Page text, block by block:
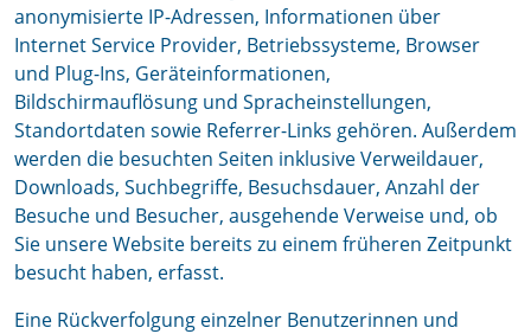
anonymisierte IP-Adressen, Informationen über
Internet Service Provider, Betriebssysteme, Browser
und Plug-Ins, Geräteinformationen,
Bildschirmauflösung und Spracheinstellungen,
Standortdaten sowie Referrer-Links gehören. Außerdem
werden die besuchten Seiten inklusive Verweildauer,
Downloads, Suchbegriffe, Besuchsdauer, Anzahl der
Besuche und Besucher, ausgehende Verweise und, ob
Sie unsere Website bereits zu einem früheren Zeitpunkt
besucht haben, erfasst.
Eine Rückverfolgung einzelner Benutzerinnen und